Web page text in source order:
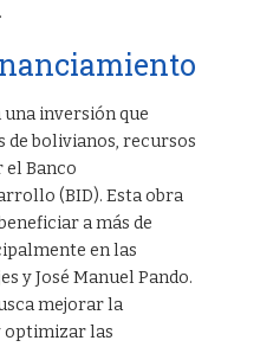
inversión que
de bolivianos, recursos
el Banco
(BID). Esta obra
a más de
en las
y José Manuel Pando.
mejorar la
optimizar las